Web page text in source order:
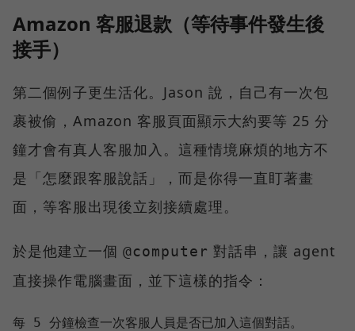
Amazon 客服退款（等待事件發生後
接手）
第二個例子更生活化。Jason 說，自己有一次包
裹被偷，Amazon 客服頁面顯示大約要等 25 分
鐘才會有真人客服加入。這種情境麻煩的地方不
是「怎麼跟客服說話」，而是你得一直盯著畫
面，等客服出現後立刻接續處理。
於是他建立一個 @computer 對話串，讓 agent
直接操作電腦畫面，並下這樣的指令：
每 5 分鐘檢查一次客服人員是否已加入這個對話。